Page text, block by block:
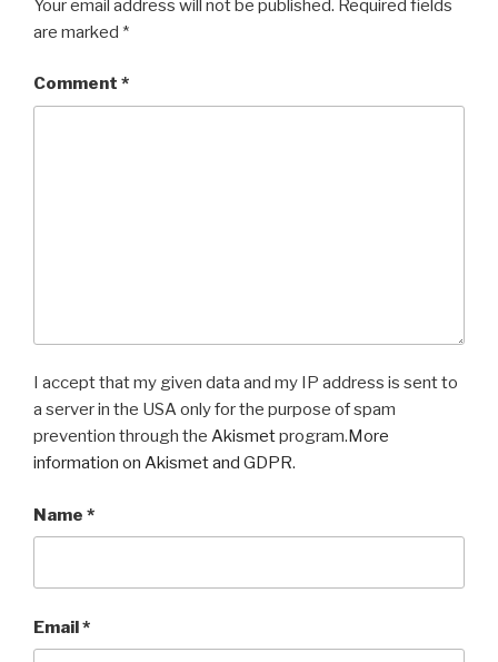
Your email address will not be published. Required fields
are marked *
Comment *
I accept that my given data and my IP address is sent to
a server in the USA only for the purpose of spam
prevention through the Akismetprogram. More
information on Akismet and GDPR.
Name *
Email*